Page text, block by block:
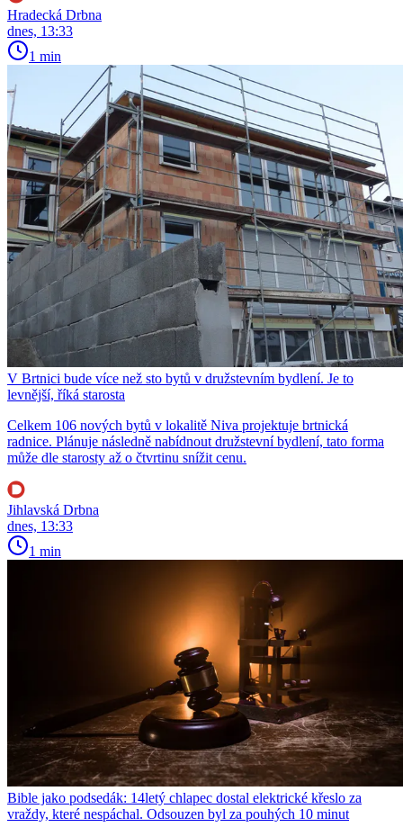
Hradecká Drbna
dnes, 13:33
1 min
V Brtnici bude více než sto bytů v družstevním bydlení. Je to
levnější, říká starosta
Celkem 106 nových bytů v lokalitě Niva projektuje brtnická
radnice. Plánuje následně nabídnout družstevní bydlení, tato forma
může dle starosty až o čtvrtinu snížit cenu.
Jihlavská Drbna
dnes, 13:33
1 min
Bible jako podsedák: 14letý chlapec dostal elektrické křeslo za
vraždy, které nespáchal. Odsouzen byl za pouhých 10 minut